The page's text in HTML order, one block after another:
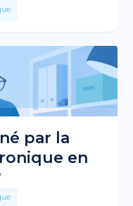
par la
en